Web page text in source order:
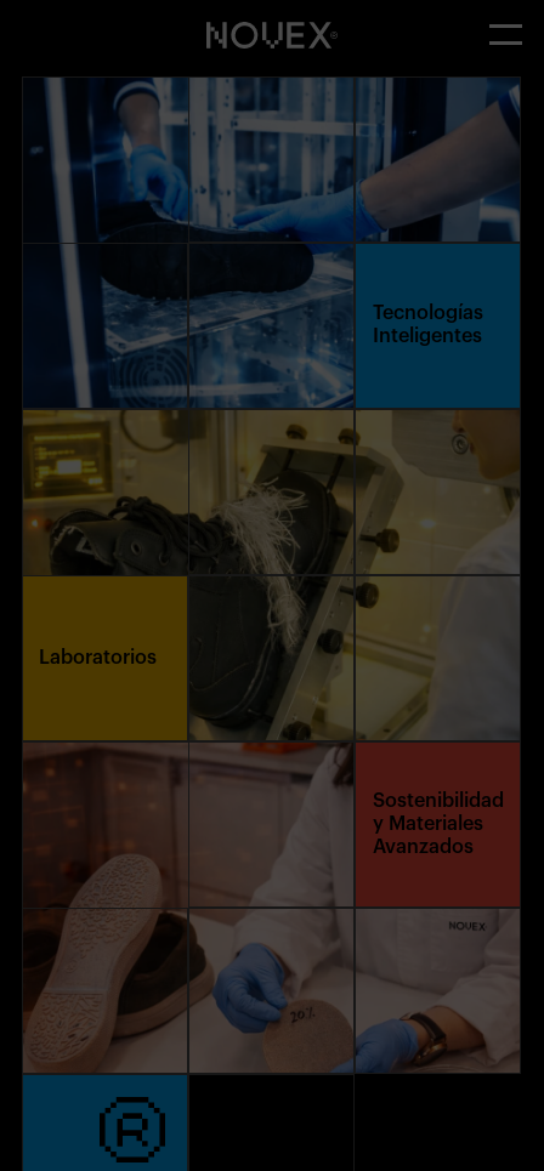
Tecnologías
Inteligentes
Laboratorios
Sostenibilidad
y Materiales
Avanzados